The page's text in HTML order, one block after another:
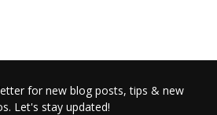
for new blog posts, tips & new
Let's stay updated!